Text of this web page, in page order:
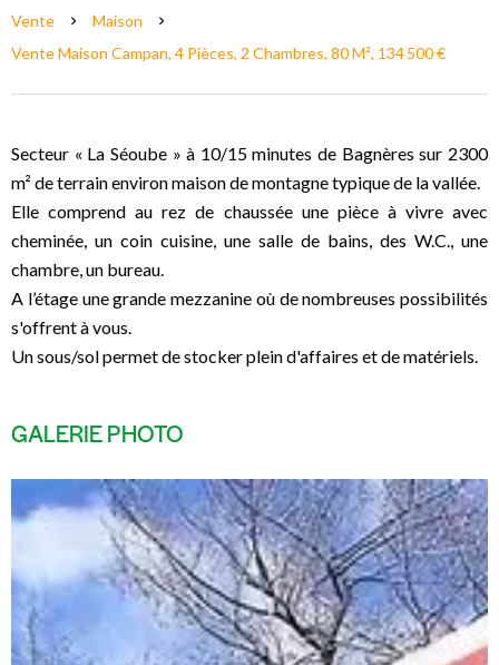
Vente
Maison
Vente Maison Campan, 4 Pièces, 2 Chambres, 80 M², 134 500 €
Secteur « La Séoube » à 10/15 minutes de Bagnères sur 2300
m² de terrain environ maison de montagne typique de la vallée.
Elle comprend au rez de chaussée une pièce à vivre avec
cheminée, un coin cuisine, une salle de bains, des W.C., une
chambre, un bureau.
A l’étage une grande mezzanine où de nombreuses possibilités
s'offrent à vous.
Un sous/sol permet de stocker plein d'affaires et de matériels.
GALERIE PHOTO